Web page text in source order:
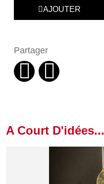
AJOUTER
Partager
A Court D'idées...